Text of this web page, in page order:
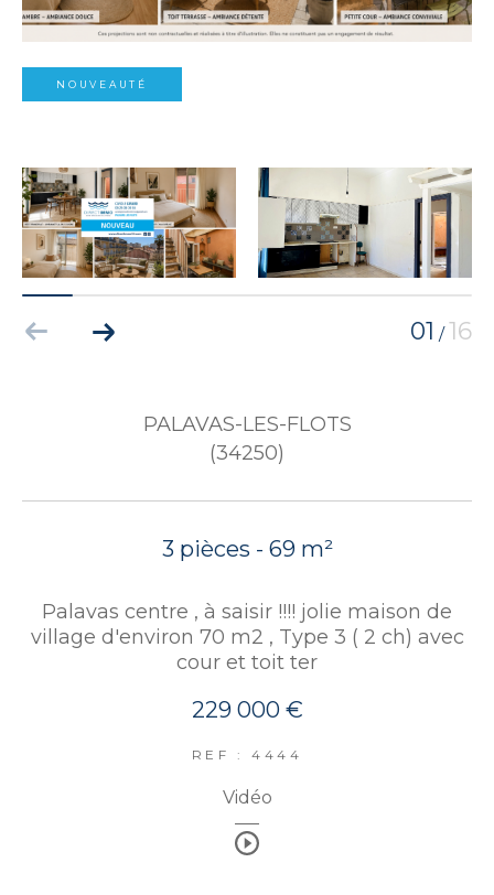
NOUVEAUTÉ
01 /16
PALAVAS-LES-FLOTS
(34250)
3 pièces - 69 m²
Palavas centre , à saisir !!!! jolie maison de
village d'environ 70 m2 , Type 3 ( 2 ch) avec
cour et toit ter
229 000 €
REF : 4444
Vidéo